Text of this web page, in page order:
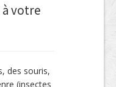
votre
des souris,
(insectes